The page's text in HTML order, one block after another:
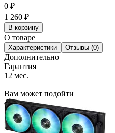
0 ₽
1 260 ₽
В корзину
О товаре
Характеристики Отзывы (0)
Дополнительно
Гарантия
12 мес.
Вам может подойти